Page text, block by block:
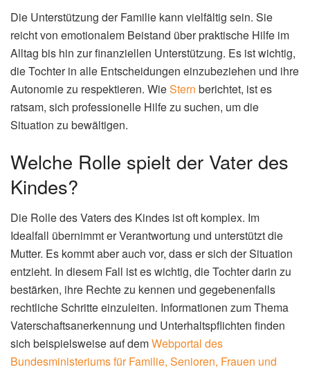
Die Unterstützung der Familie kann vielfältig sein. Sie
reicht von emotionalem Beistand über praktische Hilfe im
Alltag bis hin zur finanziellen Unterstützung. Es ist wichtig,
die Tochter in alle Entscheidungen einzubeziehen und ihre
Autonomie zu respektieren. WieStern berichtet, ist es
ratsam, sich professionelle Hilfe zu suchen, um die
Situation zu bewältigen.
Welche Rolle spielt der Vater des
Kindes?
Die Rolle des Vaters des Kindes ist oft komplex. Im
Idealfall übernimmt er Verantwortung und unterstützt die
Mutter. Es kommt aber auch vor, dass er sich der Situation
entzieht. In diesem Fall ist es wichtig, die Tochter darin zu
bestärken, ihre Rechte zu kennen und gegebenenfalls
rechtliche Schritte einzuleiten. Informationen zum Thema
Vaterschaftsanerkennung und Unterhaltspflichten finden
sich beispielsweise auf demWebportal des
Bundesministeriums für Familie, Senioren, Frauen und